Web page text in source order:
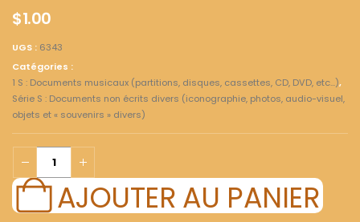
$1.00
UGS : 6343
Catégories :
1 S : Documents musicaux (partitions, disques, cassettes, CD, DVD, etc...),
Série S : Documents non écrits divers (iconographie, photos, audio-visuel,
objets et « souvenirs » divers)
AJOUTER AU PANIER